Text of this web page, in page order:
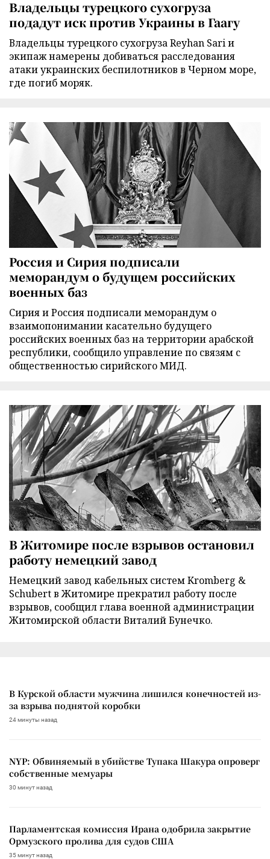
Владельцы турецкого сухогруза
подадут иск против Украины в Гаагу
Владельцы турецкого сухогруза Reyhan Sari и
экипаж намерены добиваться расследования
атаки украинских беспилотников в Черном море,
где погиб моряк.
Россия и Сирия подписали
меморандум о будущем российских
военных баз
Сирия и Россия подписали меморандум о
взаимопонимании касательно будущего
российских военных баз на территории арабской
республики, сообщило управление по связям с
общественностью сирийского МИД.
В Житомире после взрывов остановил
работу немецкий завод
Немецкий завод кабельных систем Kromberg &
Schubert в Житомире прекратил работу после
взрывов, сообщил глава военной администрации
Житомирской области Виталий Бунечко.
В Курской области мужчина лишился конечностей из-
за взрыва поднятой коробки
24 минуты назад
NYP: Обвиняемый в убийстве Тупака Шакура опроверг
собственные мемуары
30 минут назад
Парламентская комиссия Ирана одобрила закрытие
Ормузского пролива для судов США
35 минут назад